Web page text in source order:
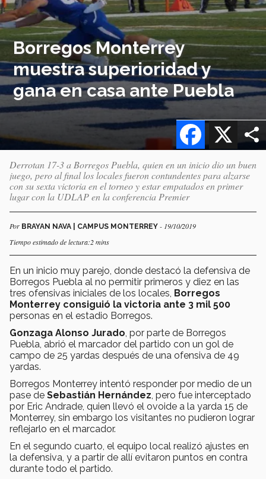
Borregos Monterrey
muestra superioridad y
gana en casa ante Puebla
X
Facebook
Derrotan 17-3 a Borregos Puebla, quien en un inicio dio un buen
juego, pero al final los locales fueron contundentes para alzarse
con su sexta victoria en el torneo y estar empatados en primer
lugar con la UDLAP en la conferencia Premier
Por BRAYAN NAVA | CAMPUS MONTERREY - 19/10/2019
Tiempo estimado de lectura:2 mins
En un inicio muy parejo, donde destacó la defensiva de
Borregos Puebla al no permitir primeros y diez en las
tres ofensivas iniciales de los locales, Borregos
Monterrey consiguió la victoria ante 3 mil 500
personas en el estadio Borregos.
Gonzaga Alonso Jurado , por parte de Borregos
Puebla, abrió el marcador del partido con un gol de
campo de 25 yardas después de una ofensiva de 49
yardas.
Borregos Monterrey intentó responder por medio de un
pase de Sebastián Hernández , pero fue interceptado
por Eric Andrade, quien llevó el ovoide a la yarda 15 de
Monterrey, sin embargo los visitantes no pudieron lograr
reflejarlo en el marcador.
En el segundo cuarto, el equipo local realizó ajustes en
la defensiva, y a partir de allí evitaron puntos en contra
durante todo el partido.